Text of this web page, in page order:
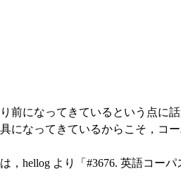
になってきているという点に
になってきているからこそ，
hellog より「#3676. 英語コーパ